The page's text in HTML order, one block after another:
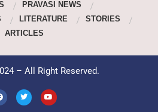
PRAVASI NEWS
LITERATURE
STORIES
ARTICLES
– All Right Reserved.